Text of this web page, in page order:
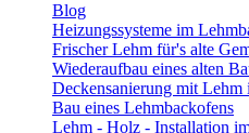
Blog
Heizungssysteme im
Frischer Lehm für's alte
Wiederaufbau eines alten
Deckensanierung mit
Bau eines Lehmbackofens
Lehm - Holz - Installation